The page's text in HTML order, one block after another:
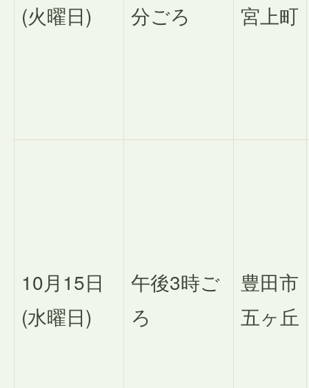
(火曜日)
分ごろ
宮上町
10月15日
(水曜日)
午後3時ご
ろ
豊田市
五ヶ丘